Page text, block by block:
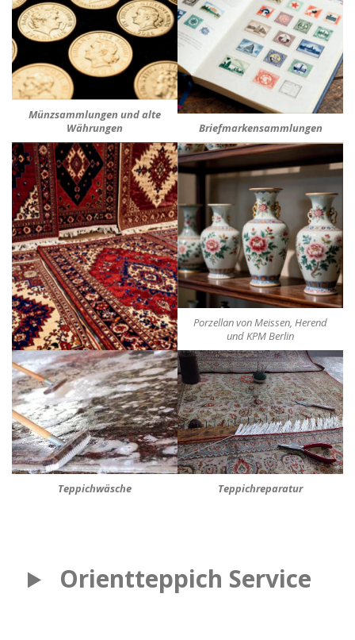
Münzsammlungen und alte
Währungen
Briefmarkensammlungen
Porzellan von Meissen, Herend
und KPM Berlin
Teppichwäsche Teppichreparatur
Orientteppich Service